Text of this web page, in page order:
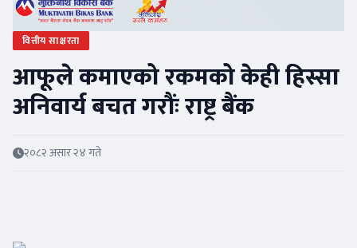
वित्तीय साक्षरता
आफूले कमाएको रकमको केही हिस्सा
अनिवार्य बचत गरौंः राष्ट्र बैंक
२०८२ असार २४ गते